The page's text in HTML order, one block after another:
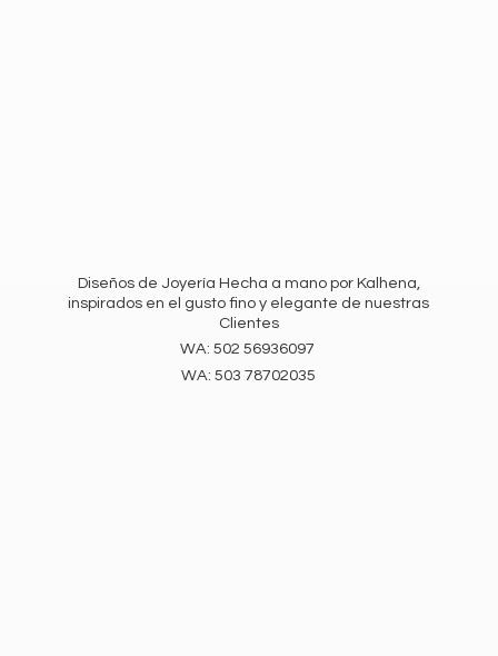
Diseños de Joyería Hecha a mano por Kalhena,
inspirados en el gusto fino y elegante de nuestras
Clientes
WA: 502 56936097
WA:503 78702035